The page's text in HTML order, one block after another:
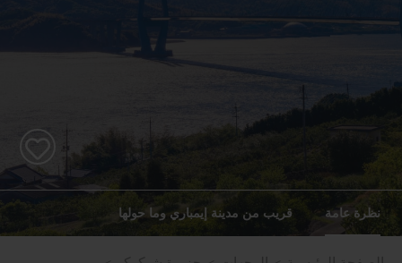
نظرة عامة قريب من مدينة إيمباري وما حولها